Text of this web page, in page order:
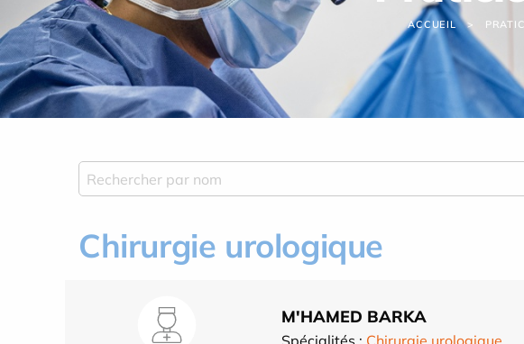
ACCUEIL
Chirurgie urologique
M'HAMED BARKA